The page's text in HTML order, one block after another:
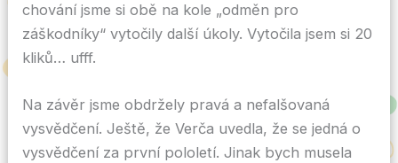
chování jsme si obě na kole „odměn pro
záškodníky“ vytočily další úkoly. Vytočila jsem si 20
kliků… ufff.
Na závěr jsme obdržely pravá a nefalšovaná
vysvědčení. Ještě, že Verča uvedla, že se jedná o
vysvědčení za první pololetí. Jinak bych musela